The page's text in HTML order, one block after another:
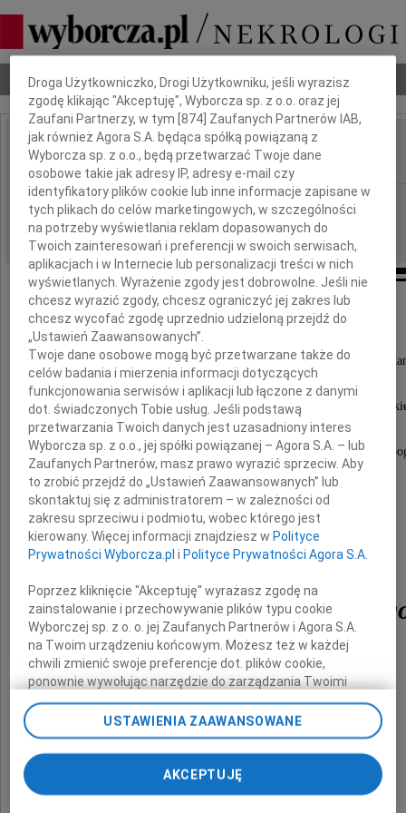
Nekrologi Odeszli Poradnik pogrzebowy
IMIĘ I NAZWISKO: Józef Kałużny
REGION: Bydgoszcz
DATA EMISJI: 24.01.2018
Jego Magnificencji Rektorowi, Prorektorom,
pracownikom i studentom oraz chórowi
z całego serca dziękujemy za uświetnienie uroczystości
kochanego Męża i Ojca
prof. Józefa
Rodzina
Dbamy o Twoją prywatność
Droga Użytkowniczko, Drogi Użytkowniku, jeśli wyrazisz
zgodę klikając "Akceptuję", Wyborcza sp. z o.o. oraz jej
Zaufani Partnerzy, w tym [874 ] Zaufanych Partnerów IAB,
jak również Agora S.A. będąca spółką powiązaną z
Wyborcza sp. z o.o., będą przetwarzać Twoje dane
osobowe takie jak adresy IP, adresy e-mail czy
identyfikatory plików cookie lub inne informacje zapisane w
tych plikach do celów marketingowych, w szczególności
na potrzeby wyświetlania reklam dopasowanych do
Twoich zainteresowań i preferencji w swoich serwisach,
aplikacjach i w Internecie lub personalizacji treści w nich
wyświetlanych. Wyrażenie zgody jest dobrowolne. Jeśli nie
chcesz wyrazić zgody, chcesz ograniczyć jej zakres lub
chcesz wycofać zgodę uprzednio udzieloną przejdź do
„Ustawień Zaawansowanych”.
Twoje dane osobowe mogą być przetwarzane także do
celów badania i mierzenia informacji dotyczących
funkcjonowania serwisów i aplikacji lub łączone z danymi
dot. świadczonych Tobie usług. Jeśli podstawą
przetwarzania Twoich danych jest uzasadniony interes
Wyborcza sp. z o.o., jej spółki powiązanej – Agora S.A. – lub
Zaufanych Partnerów, masz prawo wyrazić sprzeciw. Aby
to zrobić przejdź do „Ustawień Zaawansowanych” lub
skontaktuj się z administratorem – w zależności od
zakresu sprzeciwu i podmiotu, wobec którego jest
kierowany. Więcej informacji znajdziesz w Polityce
Prywatności Wyborcza.pl i Polityce Prywatności Agora S.A.
Poprzez kliknięcie "Akceptuję" wyrażasz zgodę na
zainstalowanie i przechowywanie plików typu cookie
Wyborczej sp. z o. o. jej Zaufanych Partnerów i Agora S.A.
na Twoim urządzeniu końcowym. Możesz też w każdej
chwili zmienić swoje preferencje dot. plików cookie,
ponownie wywołując narzędzie do zarządzania Twoimi
preferencjami dot. przetwarzania danych poprzez
odnośnik „Ustawienia prywatności” w stopce serwisu i
przechodząc do sekcji „Ustawienia zaawansowane”.
Zmiana ustawień plików cookie możliwa jest także za
pomocą ustawień przeglądarki.
USTAWIENIA ZAAWANSOWANE
AKCEPTUJĘ